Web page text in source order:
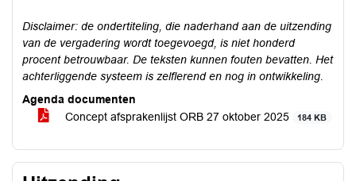
Disclaimer: de ondertiteling, die naderhand aan de uitzending
van de vergadering wordt toegevoegd, is niet honderd
procent betrouwbaar. De teksten kunnen fouten bevatten. Het
achterliggende systeem is zelflerend en nog in ontwikkeling.
Agenda documenten
Concept afsprakenlijst ORB 27 oktober 2025
184 KB